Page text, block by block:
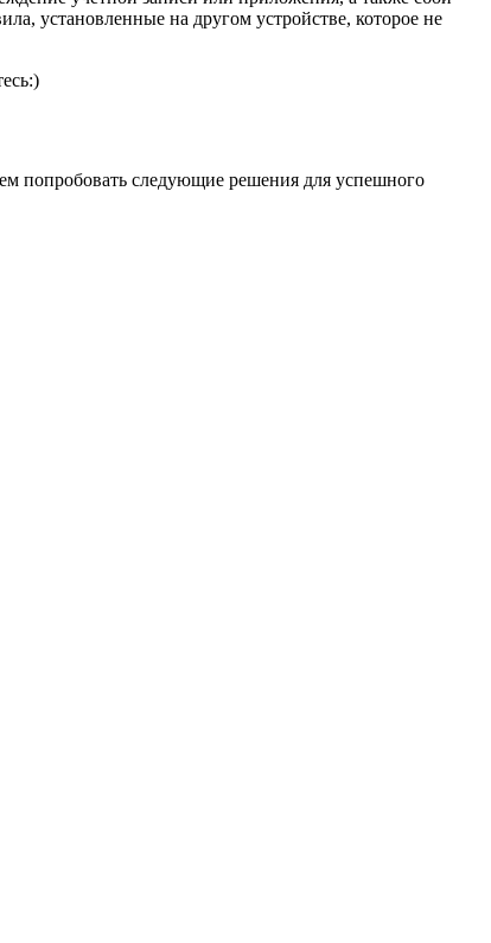
установленные на другом устройстве, которое не
попробовать следующие решения для успешного